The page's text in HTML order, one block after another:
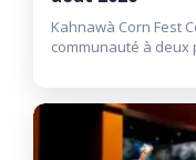
Kahnawà Corn Fest
communauté à deux